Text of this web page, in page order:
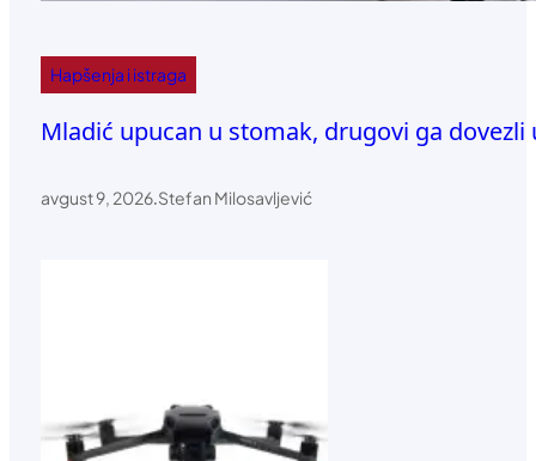
Hapšenja i istraga
Mladić upucan u stomak, drugovi ga
avgust 9, 2026.Stefan Milosavljević